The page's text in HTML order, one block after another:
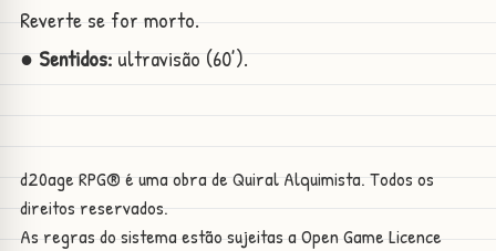
Reverte se for morto.
● Sentidos:ultravisão (60’).
d20age RPG® é uma obra de Quiral Alquimista. Todos os
direitos reservados.
As regras do sistema estão sujeitas aOpen Game Licence